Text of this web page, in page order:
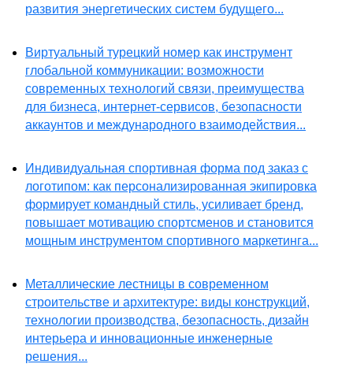
развития энергетических систем будущего...
Виртуальный турецкий номер как инструмент
глобальной коммуникации: возможности
современных технологий связи, преимущества
для бизнеса, интернет-сервисов, безопасности
аккаунтов и международного взаимодействия...
Индивидуальная спортивная форма под заказ с
логотипом: как персонализированная экипировка
формирует командный стиль, усиливает бренд,
повышает мотивацию спортсменов и становится
мощным инструментом спортивного маркетинга...
Металлические лестницы в современном
строительстве и архитектуре: виды конструкций,
технологии производства, безопасность, дизайн
интерьера и инновационные инженерные
решения...